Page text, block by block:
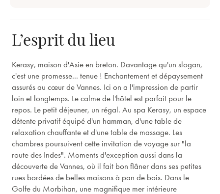
L’esprit du lieu
Kerasy, maison d'Asie en breton. Davantage qu'un slogan,
c'est une promesse... tenue ! Enchantement et dépaysement
assurés au cœur de Vannes. Ici on a l'impression de partir
loin et longtemps. Le calme de l'hôtel est parfait pour le
repos. Le petit déjeuner, un régal. Au spa Kerasy, un espace
détente privatif équipé d'un hamman, d'une table de
relaxation chauffante et d'une table de massage. Les
chambres poursuivent cette invitation de voyage sur "la
route des Indes". Moments d'exception aussi dans la
découverte de Vannes, où il fait bon flâner dans ses petites
rues bordées de belles maisons à pan de bois. Dans le
Golfe du Morbihan, une magnifique mer intérieure